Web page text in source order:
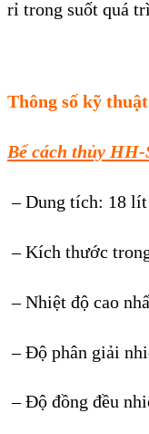
rỉ trong suốt quá
Thông số kỹ
Bể cách thủy HH-
– Dung tích: 18 lít
– Kích thước
– Nhiệt độ cao
– Độ phân giải
– Độ đồng đều